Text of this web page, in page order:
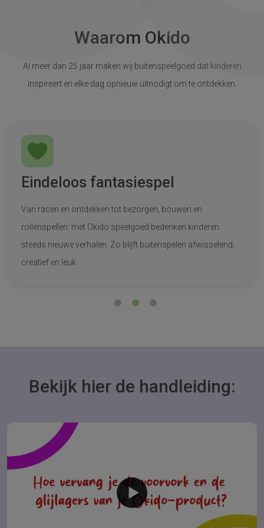
Waarom Okido
Al meer dan 25 jaar maken wij buitenspeelgoed dat kinderen
inspireert en elke dag opnieuw uitnodigt om te ontdekken.
Eindeloos fantasiespel
Van racen en ontdekken tot bezorgen, bouwen en
rollenspellen: met Okido speelgoed bedenken kinderen
steeds nieuwe verhalen. Zo blijft buitenspelen afwisselend,
creatief en leuk.
Bekijk hier de handleiding: